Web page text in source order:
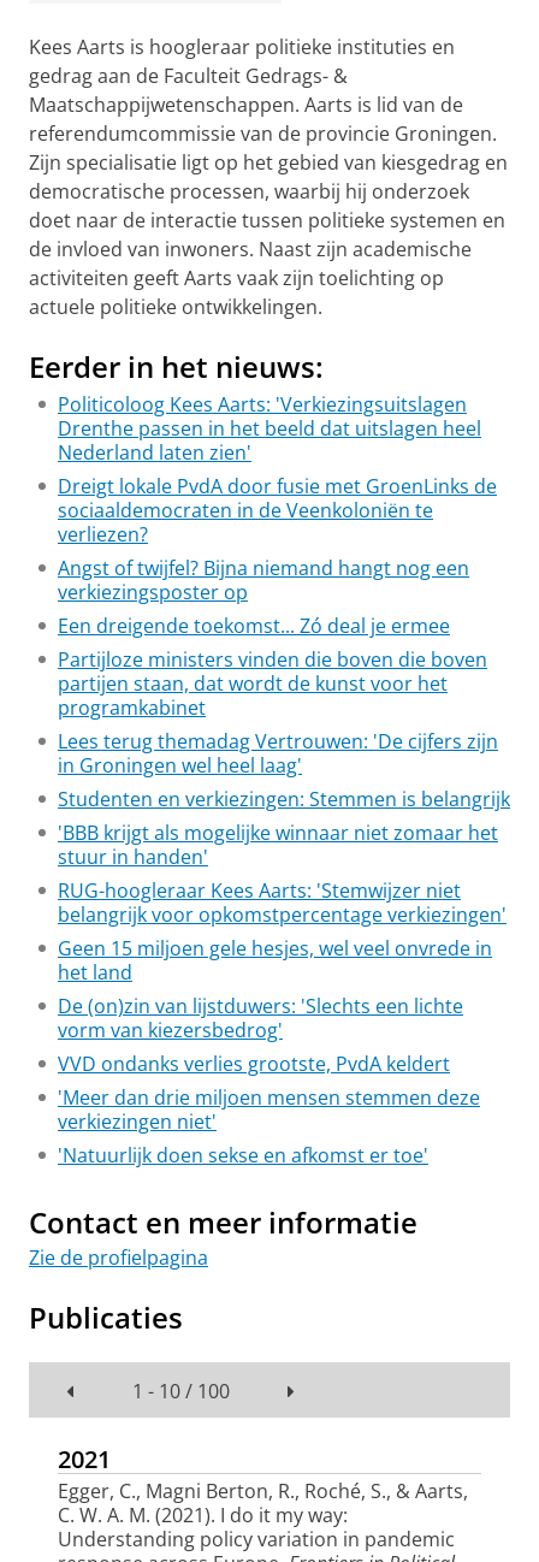
Kees Aarts is hoogleraar politieke instituties en
gedrag aan de Faculteit Gedrags- &
Maatschappijwetenschappen. Aarts is lid van de
referendumcommissie van de provincie Groningen.
Zijn specialisatie ligt op het gebied van kiesgedrag en
democratische processen, waarbij hij onderzoek
doet naar de interactie tussen politieke systemen en
de invloed van inwoners. Naast zijn academische
activiteiten geeft Aarts vaak zijn toelichting op
actuele politieke ontwikkelingen.
Eerder in het nieuws:
Politicoloog Kees Aarts: 'Verkiezingsuitslagen
Drenthe passen in het beeld dat uitslagen heel
Nederland laten zien'
Dreigt lokale PvdA door fusie met GroenLinks de
sociaaldemocraten in de Veenkoloniën te
verliezen?
Angst of twijfel? Bijna niemand hangt nog een
verkiezingsposter op
Een dreigende toekomst... Zó deal je ermee
Partijloze ministers vinden die boven die boven
partijen staan, dat wordt de kunst voor het
programkabinet
Lees terug themadag Vertrouwen: 'De cijfers zijn
in Groningen wel heel laag'
Studenten en verkiezingen: Stemmen is belangrijk
'BBB krijgt als mogelijke winnaar niet zomaar het
stuur in handen'
RUG-hoogleraar Kees Aarts: 'Stemwijzer niet
belangrijk voor opkomstpercentage verkiezingen'
Geen 15 miljoen gele hesjes, wel veel onvrede in
het land
De (on)zin van lijstduwers: 'Slechts een lichte
vorm van kiezersbedrog'
VVD ondanks verlies grootste, PvdA keldert
'Meer dan drie miljoen mensen stemmen deze
verkiezingen niet'
'Natuurlijk doen sekse en afkomst er toe'
Contact en meer informatie
Zie de profielpagina
Publicaties
1 - 10 / 100
2021
Egger, C., Magni Berton, R., Roché, S., & Aarts,
C. W. A. M. (2021). I do it my way:
Understanding policy variation in pandemic